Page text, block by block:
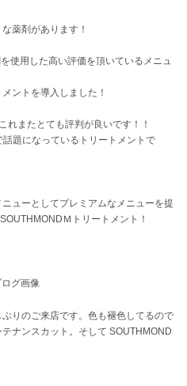
薬剤があります！
使用した高い評価を頂いているメニュ
ントを導入しました！
れまたとても評判が良いです！！
題になっているトリートメントで
ューとしてプレミアムなメニューを提
Ｍトリートメント！
りのご来店です。色も褪色してるので
ナンスカット。そして SOUTHMOND